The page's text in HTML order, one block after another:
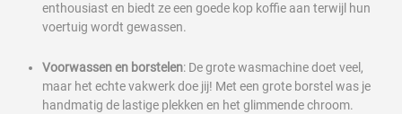
enthousiast en biedt ze een goede kop koffie aan terwijl hun
voertuig wordt gewassen.
Voorwassen en borstelen: De grote wasmachine doet veel,
maar het echte vakwerk doe jij! Met een grote borstel was je
handmatig de lastige plekken en het glimmende chroom.